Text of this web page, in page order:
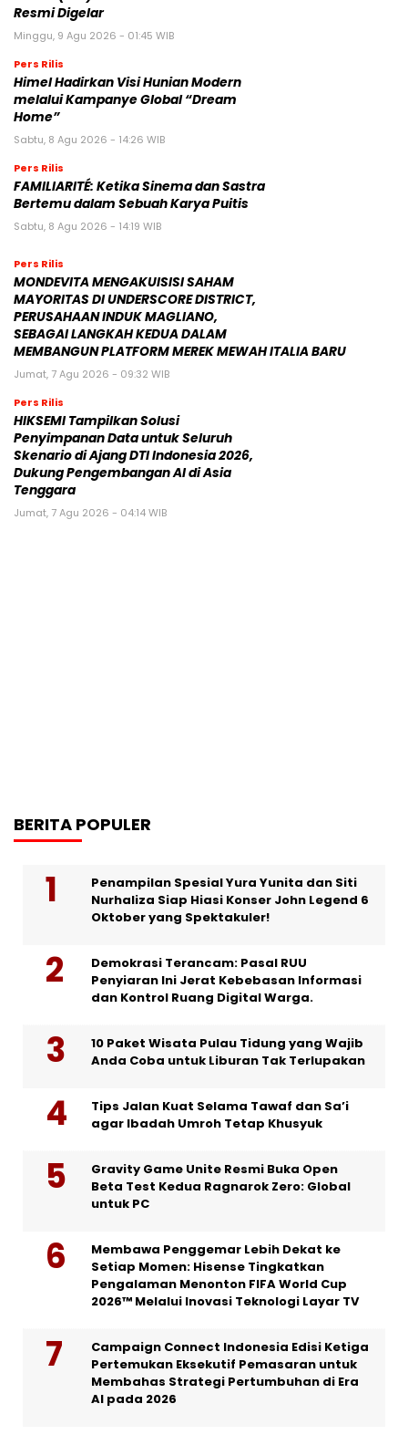
Resmi Digelar
Minggu, 9 Agu 2026 - 01:45 WIB
Pers Rilis
Himel Hadirkan Visi Hunian Modern
melalui Kampanye Global “Dream
Home”
Sabtu, 8 Agu 2026 - 14:26 WIB
Pers Rilis
FAMILIARITÉ: Ketika Sinema dan Sastra
Bertemu dalam Sebuah Karya Puitis
Sabtu, 8 Agu 2026 - 14:19 WIB
Pers Rilis
MONDEVITA MENGAKUISISI SAHAM
MAYORITAS DI UNDERSCORE DISTRICT,
PERUSAHAAN INDUK MAGLIANO,
SEBAGAI LANGKAH KEDUA DALAM
MEMBANGUN PLATFORM MEREK MEWAH ITALIA BARU
Jumat, 7 Agu 2026 - 09:32 WIB
Pers Rilis
HIKSEMI Tampilkan Solusi
Penyimpanan Data untuk Seluruh
Skenario di Ajang DTI Indonesia 2026,
Dukung Pengembangan AI di Asia
Tenggara
Jumat, 7 Agu 2026 - 04:14 WIB
BERITA POPULER
Penampilan Spesial Yura Yunita dan Siti
Nurhaliza Siap Hiasi Konser John Legend 6
Oktober yang Spektakuler!
Demokrasi Terancam: Pasal RUU
Penyiaran Ini Jerat Kebebasan Informasi
dan Kontrol Ruang Digital Warga.
10 Paket Wisata Pulau Tidung yang Wajib
Anda Coba untuk Liburan Tak Terlupakan
Tips Jalan Kuat Selama Tawaf dan Sa’i
agar Ibadah Umroh Tetap Khusyuk
Gravity Game Unite Resmi Buka Open
Beta Test Kedua Ragnarok Zero: Global
untuk PC
Membawa Penggemar Lebih Dekat ke
Setiap Momen: Hisense Tingkatkan
Pengalaman Menonton FIFA World Cup
2026™ Melalui Inovasi Teknologi Layar TV
Campaign Connect Indonesia Edisi Ketiga
Pertemukan Eksekutif Pemasaran untuk
Membahas Strategi Pertumbuhan di Era
AI pada 2026